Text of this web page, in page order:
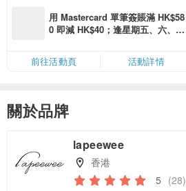
用 Mastercard 單筆簽賬滿 HK$58
0 即減 HK$40；逢星期五、六、日
限，額滿即止，僅限「常用信用
卡」結帳）
前往活動頁 活動詳情
關於品牌
lapeewee
香港
5 (28)